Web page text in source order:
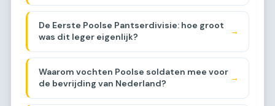
De Eerste Poolse Pantserdivisie: hoe groot
was dit leger eigenlijk?
→
Waarom vochten Poolse soldaten mee voor
de bevrijding van Nederland?
→